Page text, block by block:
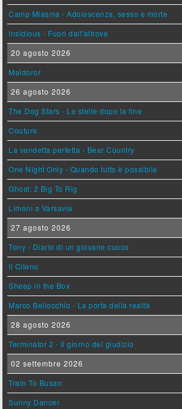
Camp Miasma - Adolescenza, sesso e morte
Insidious - Fuori dall'altrove
20 agosto 2026
Maldoror
26 agosto 2026
The Dog Stars - Le stelle dopo la fine
Couture
La vendetta perfetta - Bear Country
One Night Only - Quando tutto è possibile
Ghost: 2 Big To Rig
Limoni a Varsavia
27 agosto 2026
Tony - Diario di un giovane cuoco
Il Cileno
Sheep in the Box
Marco Bellocchio - La porta della realtà
28 agosto 2026
Terminator 2 - Il giorno del giudizio
02 settembre 2026
Train To Busan
Sunny Dancer